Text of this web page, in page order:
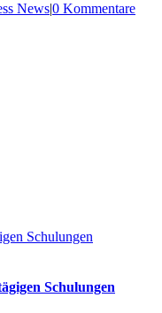
News|0 Kommentare
Schulungen
Schulungen